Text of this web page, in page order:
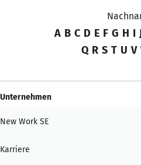
A B C D E F G H I
Q R S T U V
Unternehmen
New Work SE
Karriere